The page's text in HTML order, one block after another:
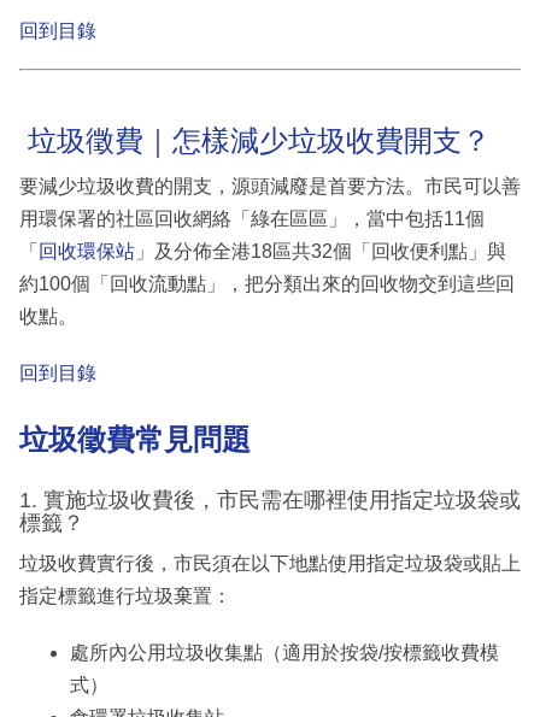
回到目錄
垃圾徵費｜怎樣減少垃圾收費開支？
要減少垃圾收費的開支，源頭減廢是首要方法。市民可以善
用環保署的社區回收網絡「綠在區區」，當中包括11個
「 回收環保站 」及分佈全港18區共32個「回收便利點」與
約100個「回收流動點」，把分類出來的回收物交到這些回
收點。
回到目錄
垃圾徵費常見問題
1. 實施垃圾收費後，市民需在哪裡使用指定垃圾袋或
標籤？
垃圾收費實行後，市民須在以下地點使用指定垃圾袋或貼上
指定標籤進行垃圾棄置：
處所內公用垃圾收集點（適用於按袋/按標籤收費模
式）